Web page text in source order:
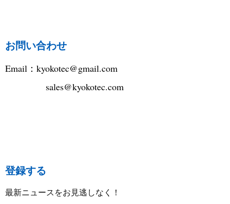
お問い合わせ
Email： kyokotec@gmail.com
sales@kyokotec.com
登録する
最新ニュースをお見逃しなく！